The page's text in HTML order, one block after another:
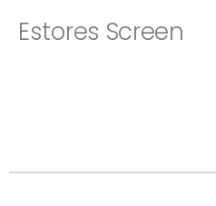
Estores Screen